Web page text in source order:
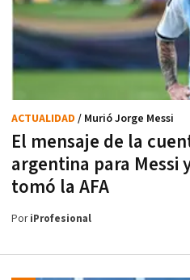
El mensaje de la
argentina para Messi
tomó la AFA
ACTUALIDAD / Murió Jorge Messi
PoriProfesional